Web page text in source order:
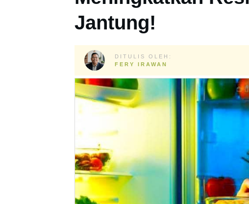
Jantung!
DITULIS OLEH:
FERY IRAWAN